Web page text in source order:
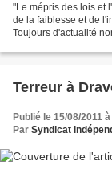
"Le mépris des lois et
de la faiblesse et de
Toujours d'actualité
Terreur à
Publié le 15/08/2011
Par Syndicat